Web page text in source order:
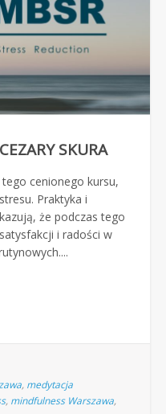
SKURA
cenionego kursu,
Praktyka i
że podczas tego
i radości w
, medytacja
, mindfulness Warszawa,